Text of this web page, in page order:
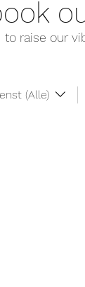
to raise our
(Alle)